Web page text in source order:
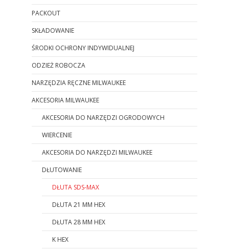
PACKOUT
SKŁADOWANIE
ŚRODKI OCHRONY INDYWIDUALNEJ
ODZIEŻ ROBOCZA
NARZĘDZIA RĘCZNE MILWAUKEE
AKCESORIA MILWAUKEE
AKCESORIA DO NARZĘDZI OGRODOWYCH
WIERCENIE
AKCESORIA DO NARZĘDZI MILWAUKEE
DŁUTOWANIE
DŁUTA SDS-MAX
DŁUTA 21 MM HEX
DŁUTA 28 MM HEX
K HEX